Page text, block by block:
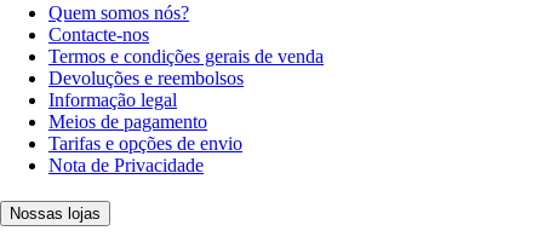
Quem somos nós?
Contacte-nos
Termos e condições gerais de venda
Devoluções e reembolsos
Informação legal
Meios de pagamento
Tarifas e opções de envio
Nota de Privacidade
Nossas lojas